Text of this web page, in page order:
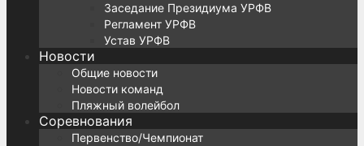
Заседание Президиума УРФВ
Регламент УРФВ
Устав УРФВ
Новости
Общие новости
Новости команд
Пляжный волейбол
Соревнования
Первенство/Чемпионат